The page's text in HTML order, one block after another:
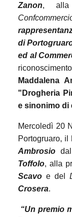
Zanon, alla
di
ed al
Maddalena
"Drogheria
e sinonimo di
Mercoledì 20
Portogruaro, il
Ambrosio
Toffolo, alla
Scavo e del
Crosera.
“Un premio